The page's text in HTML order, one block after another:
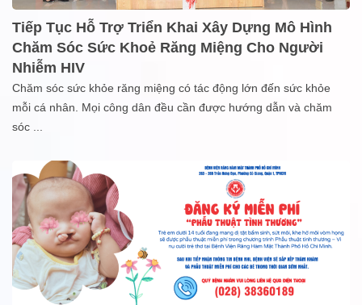
Tiếp Tục Hỗ Trợ Triển Khai Xây Dựng Mô Hình
Chăm Sóc Sức Khoẻ Răng Miệng Cho Người
Nhiễm HIV
Chăm sóc sức khỏe răng miệng có tác động lớn đến sức khỏe
mỗi cá nhân. Mọi công dân đều cần được hướng dẫn và chăm
sóc